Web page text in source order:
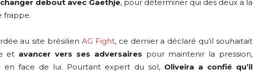
debout avec Gaethje, pour déterminer qui des deux a la
frappe.
au site brésilien AG Fight, ce dernier a déclaré qu’il souhaitait
et avancer vers ses adversaires pour maintenir la pression,
en face de lui. Pourtant expert du sol, Oliveira a confié qu’il